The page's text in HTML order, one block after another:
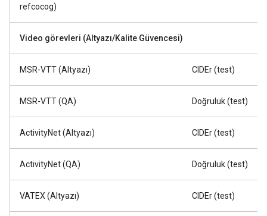
refcocog)
Video görevleri (Altyazı/Kalite Güvencesi)
MSR-VTT (Altyazı) CIDEr (test)
MSR-VTT (QA) Doğruluk (test)
ActivityNet (Altyazı) CIDEr (test)
ActivityNet (QA) Doğruluk (test)
VATEX (Altyazı) CIDEr (test)